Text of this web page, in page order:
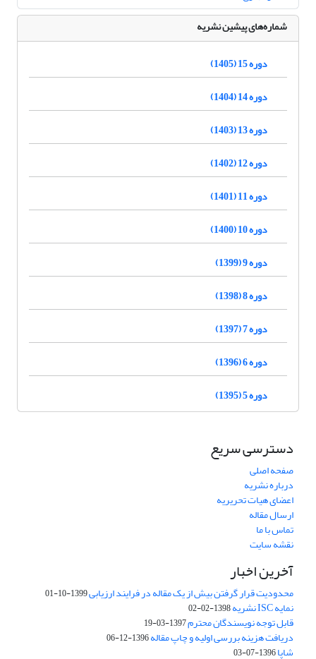
شماره‌های پیشین نشریه
دوره 15 (1405)
دوره 14 (1404)
دوره 13 (1403)
دوره 12 (1402)
دوره 11 (1401)
دوره 10 (1400)
دوره 9 (1399)
دوره 8 (1398)
دوره 7 (1397)
دوره 6 (1396)
دوره 5 (1395)
دسترسی سریع
صفحه اصلی
درباره نشریه
اعضای هیات تحریریه
ارسال مقاله
تماس با ما
نقشه سایت
آخرین اخبار
محدودیت قرار گرفتن بیش از یک مقاله در فرایند ارزیابی1399-10-01
نمایه ISC نشریه 1398-02-02
قابل توجه نویسندگان محترم1397-03-19
دریافت هزینه بررسی اولیه و چاپ مقاله1396-12-06
شاپا1396-07-03